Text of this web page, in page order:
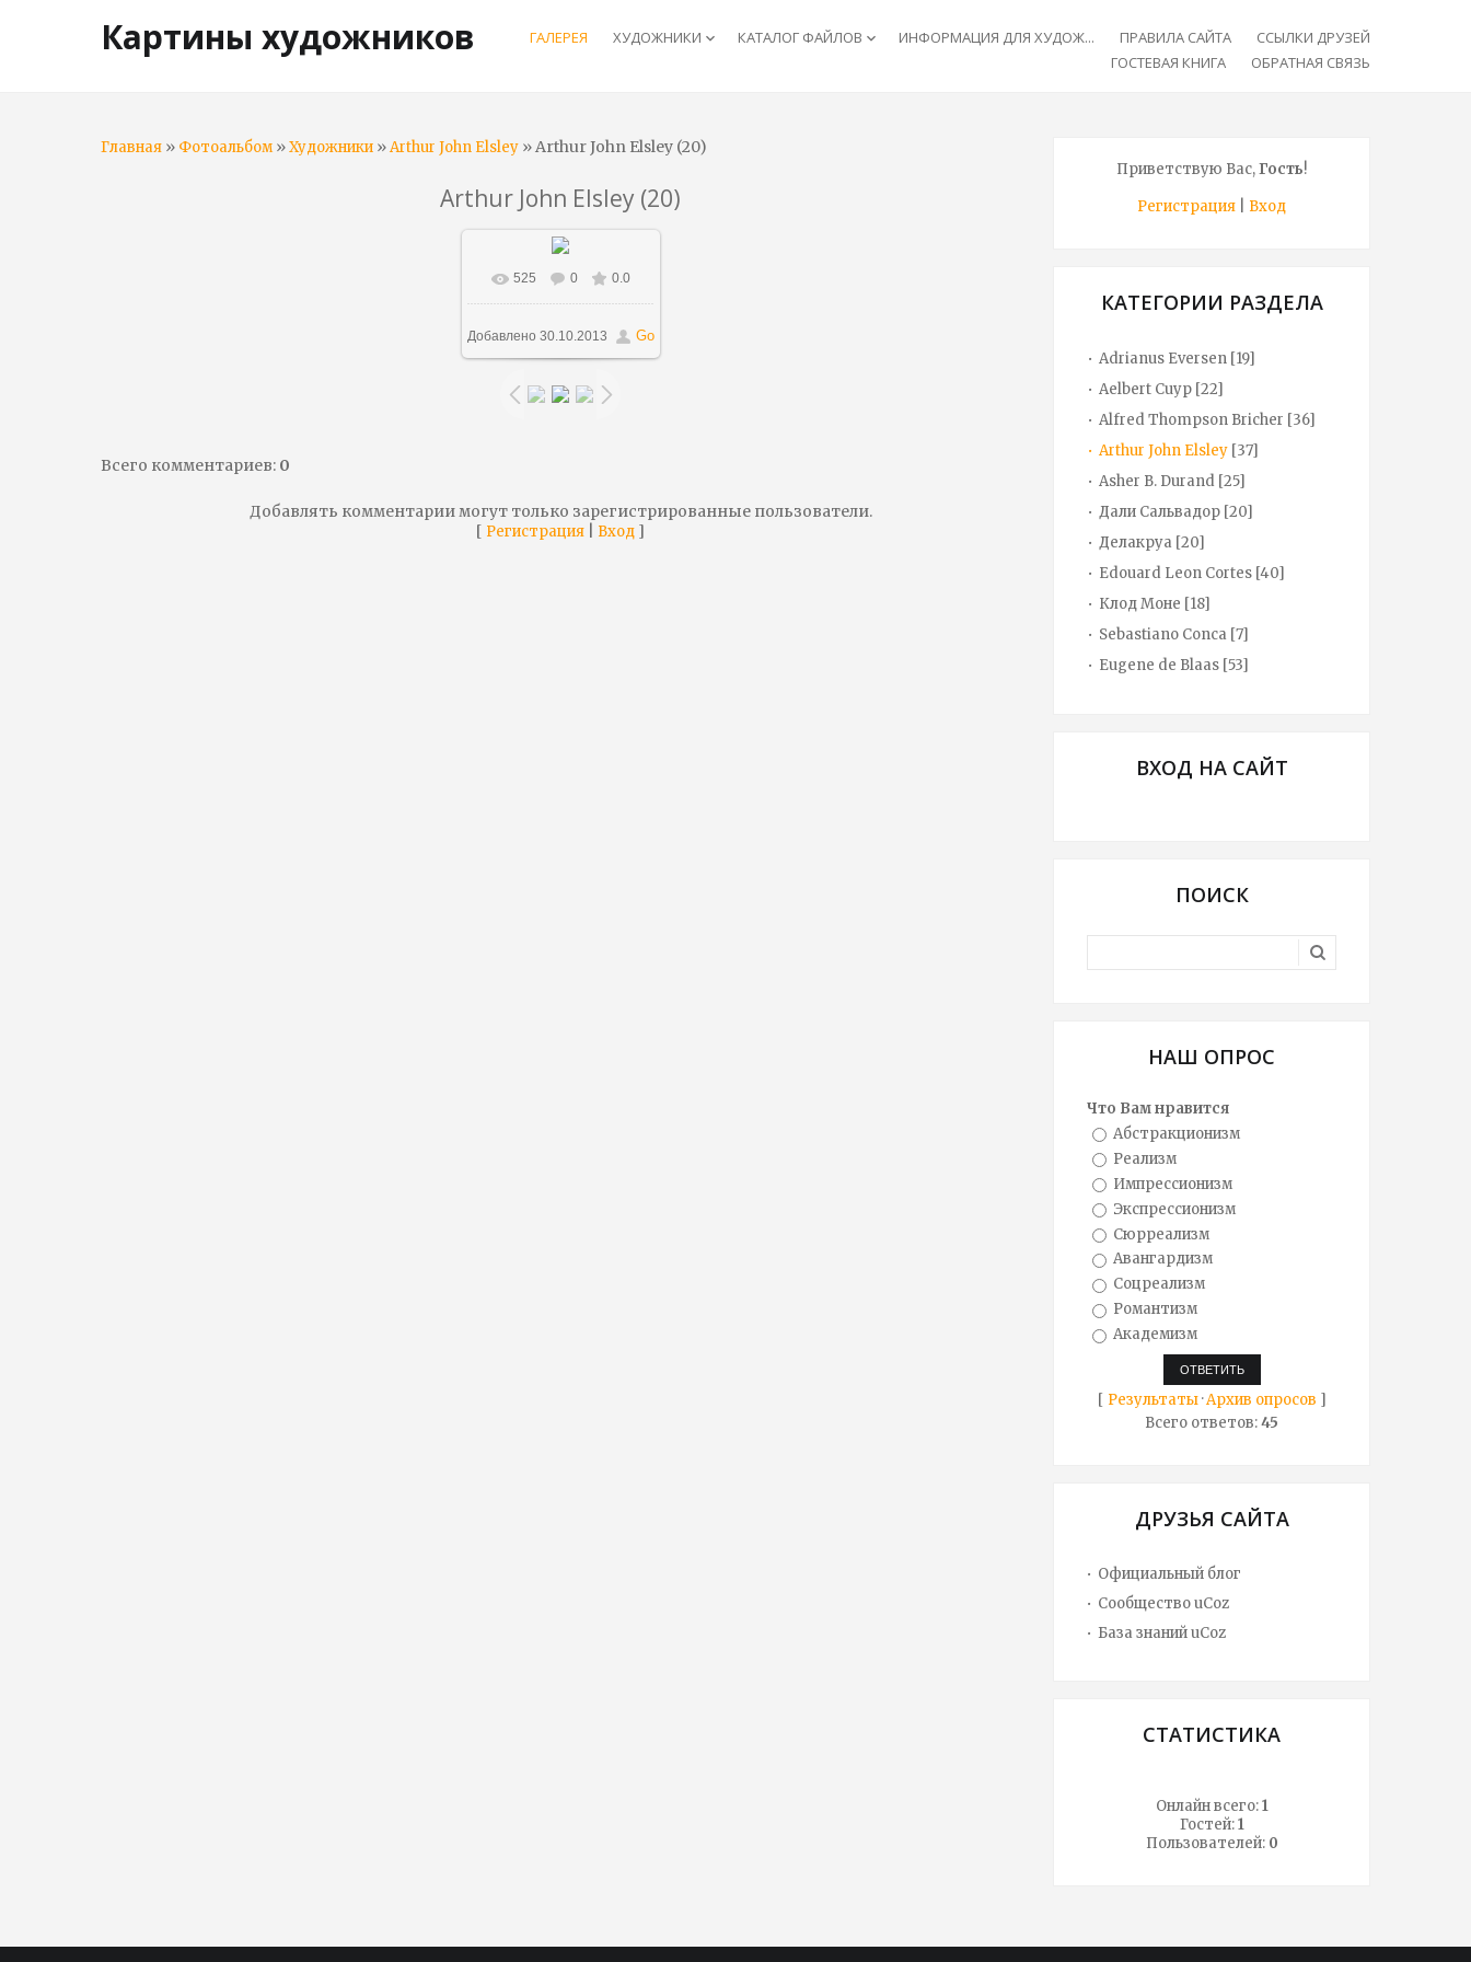
Картины художников ГАЛЕРЕЯ ХУДОЖНИКИ keyboard_arrow_down КАТАЛОГ ФАЙЛОВ keyboard_arrow_down ИНФОРМАЦИЯ ДЛЯ ХУДОЖ... ПРАВИЛА САЙТА
ССЫЛКИ ДРУЗЕЙ
ГОСТЕВАЯ КНИГА
ОБРАТНАЯ СВЯЗЬ
Главная » Фотоальбом»Художники »Arthur John Elsley » Arthur John Elsley (20)
Arthur John Elsley (20)
В реальном размере
784x1000/ 204.0Kb
525 0 0.0
Добавлено 30.10.2013 Go
Всего комментариев: 0
Добавлять комментарии могут только зарегистрированные пользователи.
[ Регистрация Вход ]
Приветствую Вас,Гость!
Регистрация
Вход
КАТЕГОРИИ РАЗДЕЛА
Adrianus Eversen [19]
Aelbert Cuyp [22]
Alfred Thompson Bricher [36]
Arthur John Elsley [37]
Asher B. Durand [25]
Дали Сальвадор [20]
Делакруа [20]
Edouard Leon Cortes [40]
Клод Моне [18]
Sebastiano Conca [7]
Eugene de Blaas [53]
ВХОД НА САЙТ
ПОИСК
НАШ ОПРОС
Что Вам нравится
Абстракционизм
Реализм
Импрессионизм
Экспрессионизм
Сюрреализм
Авангардизм
Соцреализм
Романтизм
Академизм
[ Результаты·Архив опросов ]
Всего ответов:45
ДРУЗЬЯ САЙТА
Официальный блог
Сообщество uCoz
База знаний uCoz
СТАТИСТИКА
Онлайн всего:1
Гостей:1
Пользователей: 0